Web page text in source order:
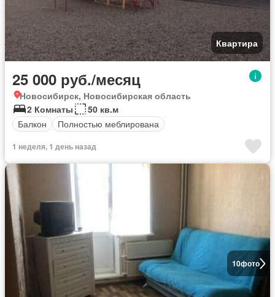
Квартира
25 000 руб./месяц
Новосибирск, Новосибирская область
2 Комнаты
50 кв.м
Балкон
Полностью меблирована
1 неделя, 1 день назад
10фото